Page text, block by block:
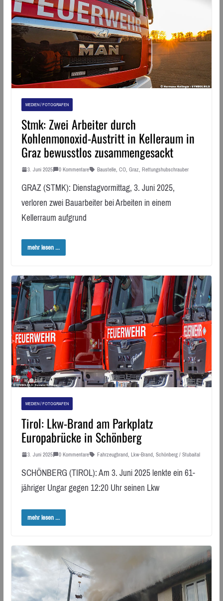
MEDIEN / FOTOGRAFEN
Stmk: Zwei Arbeiter durch
Kohlenmonoxid-Austritt in Kelleraum in
Graz bewusstlos zusammengesackt
3. Juni 2025 0 Kommentare Baustelle, CO, Graz, Rettungshubschrauber
GRAZ (STMK): Dienstagvormittag, 3. Juni 2025,
verloren zwei Bauarbeiter bei Arbeiten in einem
Kellerraum aufgrund
mehr lesen ...
MEDIEN / FOTOGRAFEN
Tirol: Lkw-Brand am Parkplatz
Europabrücke in Schönberg
3. Juni 2025 0 Kommentare Fahrzeugbrand, Lkw-Brand, Schönberg / Stubaital
SCHÖNBERG (TIROL): Am 3. Juni 2025 lenkte ein 61-
jähriger Ungar gegen 12:20 Uhr seinen Lkw
mehr lesen ...